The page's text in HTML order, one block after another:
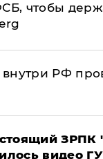
чтобы
РФ
ЗРПК
видео